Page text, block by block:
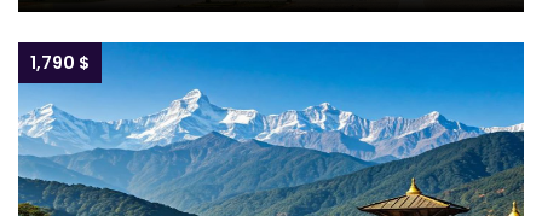
1,790 $